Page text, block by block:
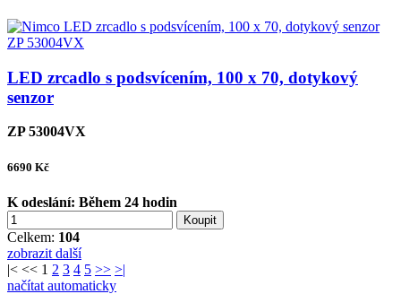
LED zrcadlo s podsvícením, 100 x 70, dotykový
senzor
ZP 53004VX
6690 Kč
K odeslání: Během 24 hodin
Koupit
Celkem: 104
zobrazit další
|< << 1 2 3 4 5 >> >|
načítat automaticky